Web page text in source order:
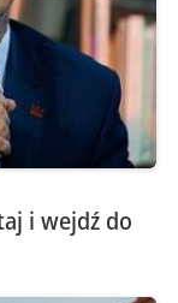
i wejdź do